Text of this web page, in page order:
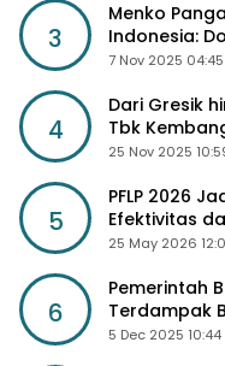
3
Menko
Indonesia:
Diskon Harga
7 Nov 2025 04:45
4
Dari Gresik
Tbk
Depan
25 Nov 2025
5
PFLP 2026
Efektivitas
25 May 2026
6
Pemerintah
Terdampak
5 Dec 2025 10:44